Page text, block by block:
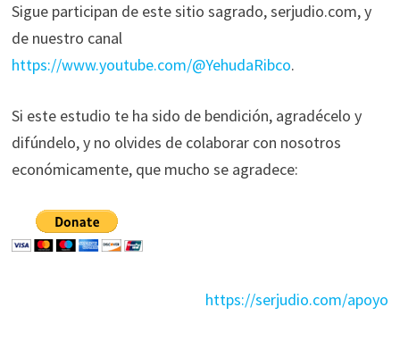
Sigue participan de este sitio sagrado, serjudio.com, y
de nuestro canal
https://www.youtube.com/@YehudaRibco.
Si este estudio te ha sido de bendición, agradécelo y
difúndelo, y no olvides de colaborar con nosotros
económicamente, que mucho se agradece:
https://serjudio.com/apoyo